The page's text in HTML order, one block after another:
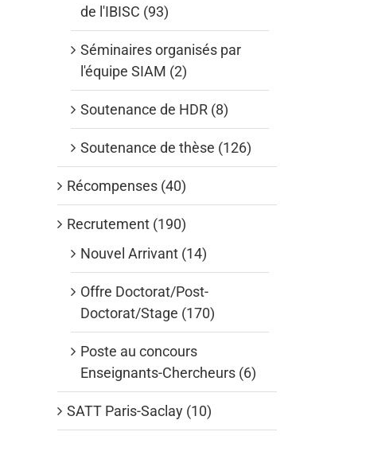
de l'IBISC (93)
Séminaires organisés par
l'équipe SIAM (2)
Soutenance de HDR (8)
Soutenance de thèse (126)
Récompenses (40)
Recrutement (190)
Nouvel Arrivant (14)
Offre Doctorat/Post-
Doctorat/Stage (170)
Poste au concours
Enseignants-Chercheurs (6)
SATT Paris-Saclay (10)